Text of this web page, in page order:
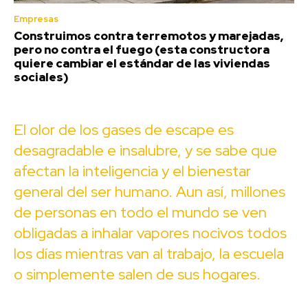
Empresas
Construimos contra terremotos y marejadas,
pero no contra el fuego (esta constructora
quiere cambiar el estándar de las viviendas
sociales)
El olor de los gases de escape es
desagradable e insalubre, y se sabe que
afectan la inteligencia y el bienestar
general del ser humano. Aun así, millones
de personas en todo el mundo se ven
obligadas a inhalar vapores nocivos todos
los días mientras van al trabajo, la escuela
o simplemente salen de sus hogares.